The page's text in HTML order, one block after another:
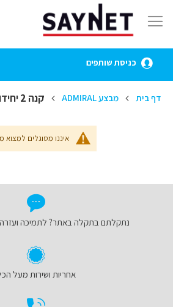
to
Content
כניסת שותפים
דף בית מבצע ADMIRAL קנה 2 יחידות ADMIRAL 90W
איננו מסוגלים למצוא
נתקלתם בתקלה באתר? לתמיכה ועזרה - 050-
אחריות ושירות מעל